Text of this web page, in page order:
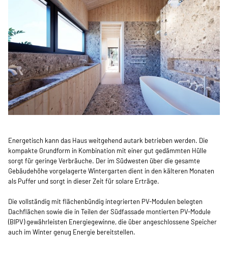
Energetisch kann das Haus weitgehend autark betrieben werden. Die
kompakte Grundform in Kombination mit einer gut gedämmten Hülle
sorgt für geringe Verbräuche. Der im Südwesten über die gesamte
Gebäudehöhe vorgelagerte Wintergarten dient in den kälteren Monaten
als Puffer und sorgt in dieser Zeit für solare Erträge.
Die vollständig mit flächenbündig integrierten PV-Modulen belegten
Dachflächen sowie die in Teilen der Südfassade montierten PV-Module
(BIPV) gewährleisten Energiegewinne, die über angeschlossene Speicher
auch im Winter genug Energie bereitstellen.